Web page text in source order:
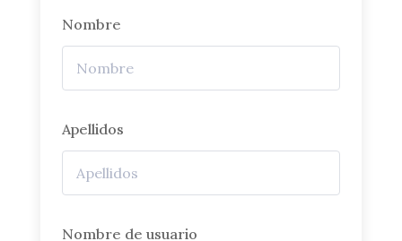
Nombre
Apellidos
Nombre de usuario